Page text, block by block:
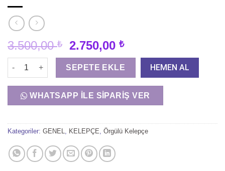
3.500,00₺
Orijinal
fiyat:
3.500,00 ₺.
2.750,00₺Şu
andaki
fiyat:
2.750,00 ₺.
İnce Üçlü Palmiye Kelepçe adet
SEPETE EKLE
WHATSAPP İLE SIPARIŞ VER
HEMEN AL
Kategoriler: GENEL KELEPÇE Örgülü Kelepçe